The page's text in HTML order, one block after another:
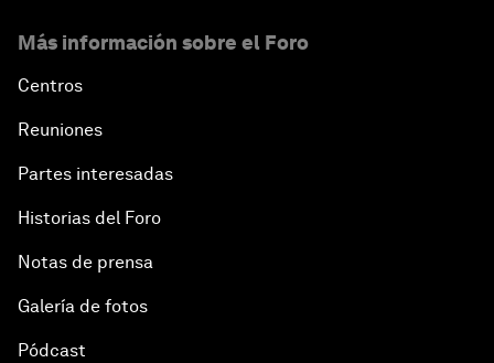
Más información sobre el Foro
Centros
Reuniones
Partes interesadas
Historias del Foro
Notas de prensa
Galería de fotos
Pódcast